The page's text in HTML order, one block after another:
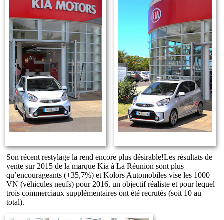
Son récent restylage la rend encore plus désirable!Les résultats de
vente sur 2015 de la marque Kia à La Réunion sont plus
qu’encourageants (+35,7%) et Kolors Automobiles vise les 1000
VN (véhicules neufs) pour 2016, un objectif réaliste et pour lequel
trois commerciaux supplémentaires ont été recrutés (soit 10 au
total).